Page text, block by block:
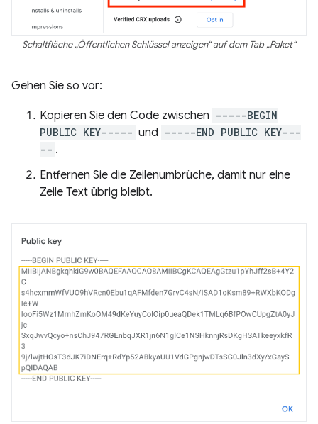
Schaltfläche „Öffentlichen Schlüssel anzeigen“ auf dem Tab „Paket“
Gehen Sie so vor:
Kopieren Sie den Code zwischen -----BEGIN
PUBLIC KEY----- und -----END PUBLIC KEY---
-- .
Entfernen Sie die Zeilenumbrüche, damit nur eine
Zeile Text übrig bleibt.